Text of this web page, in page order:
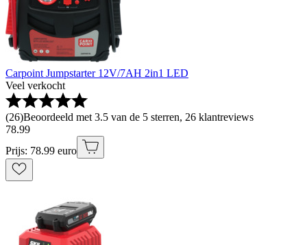
Carpoint Jumpstarter 12V/7AH 2in1 LED
Veel verkocht
(26)Beoordeeld met 3.5 van de 5 sterren, 26 klantreviews
78.99
Prijs: 78.99 euro